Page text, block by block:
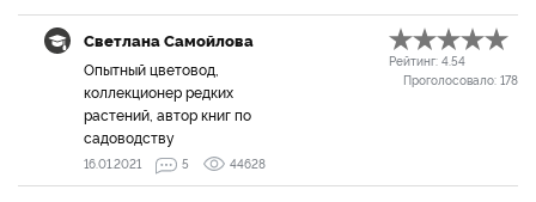
Светлана Самойлова
Опытный цветовод,
коллекционер редких
растений, автор книг по
садоводству
Рейтинг: 4.54
Проголосовало: 178
16.01.2021 5 44628